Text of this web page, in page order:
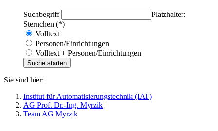
Suchbegriff
Platzhalter:
Sternchen (*)
Volltext
Personen/Einrichtungen
Volltext + Personen/Einrichtungen
Sie sind hier:
Institut für Automatisierungstechnik (IAT)
AG Prof. Dr.-Ing. Myrzik
Team AG Myrzik